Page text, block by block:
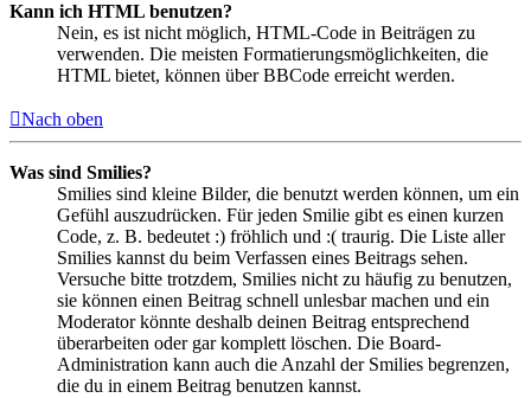
Kann ich HTML benutzen?
Nein, es ist nicht möglich, HTML-Code in Beiträgen zu
verwenden. Die meisten Formatierungsmöglichkeiten, die
HTML bietet, können über BBCode erreicht werden.
Nach oben
Was sind Smilies?
Smilies sind kleine Bilder, die benutzt werden können, um ein
Gefühl auszudrücken. Für jeden Smilie gibt es einen kurzen
Code, z. B. bedeutet :) fröhlich und :( traurig. Die Liste aller
Smilies kannst du beim Verfassen eines Beitrags sehen.
Versuche bitte trotzdem, Smilies nicht zu häufig zu benutzen,
sie können einen Beitrag schnell unlesbar machen und ein
Moderator könnte deshalb deinen Beitrag entsprechend
überarbeiten oder gar komplett löschen. Die Board-
Administration kann auch die Anzahl der Smilies begrenzen,
die du in einem Beitrag benutzen kannst.